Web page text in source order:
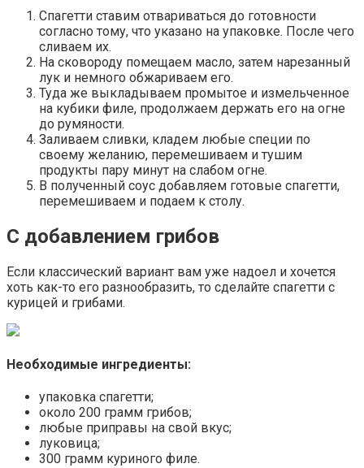
Спагетти ставим отвариваться до готовности
согласно тому, что указано на упаковке. После чего
сливаем их.
На сковороду помещаем масло, затем нарезанный
лук и немного обжариваем его.
Туда же выкладываем промытое и измельченное
на кубики филе, продолжаем держать его на огне
до румяности.
Заливаем сливки, кладем любые специи по
своему желанию, перемешиваем и тушим
продукты пару минут на слабом огне.
В полученный соус добавляем готовые спагетти,
перемешиваем и подаем к столу.
С добавлением грибов
Если классический вариант вам уже надоел и хочется
хоть как-то его разнообразить, то сделайте спагетти с
курицей и грибами.
Необходимые ингредиенты:
упаковка спагетти;
около 200 грамм грибов;
любые приправы на свой вкус;
луковица;
300 грамм куриного филе.